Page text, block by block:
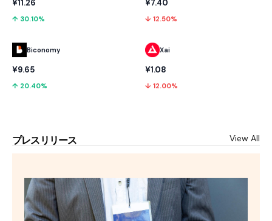
¥11.26
↑ 30.10%
Biconomy
¥9.65
↑ 20.40%
¥7.40
↓ 12.50%
Xai
¥1.08
↓ 12.00%
プレスリリース View All